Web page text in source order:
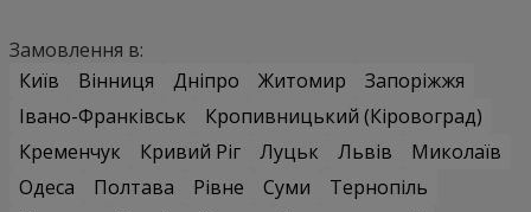
Замовлення в:
Київ
Вінниця Дніпро Житомир
Запоріжжя
Івано-Франківськ
Кропивницький (Кіровоград)
Кременчук
Кривий Ріг Луцьк Львів
Миколаїв
Одеса
Полтава Рівне Суми
Тернопіль